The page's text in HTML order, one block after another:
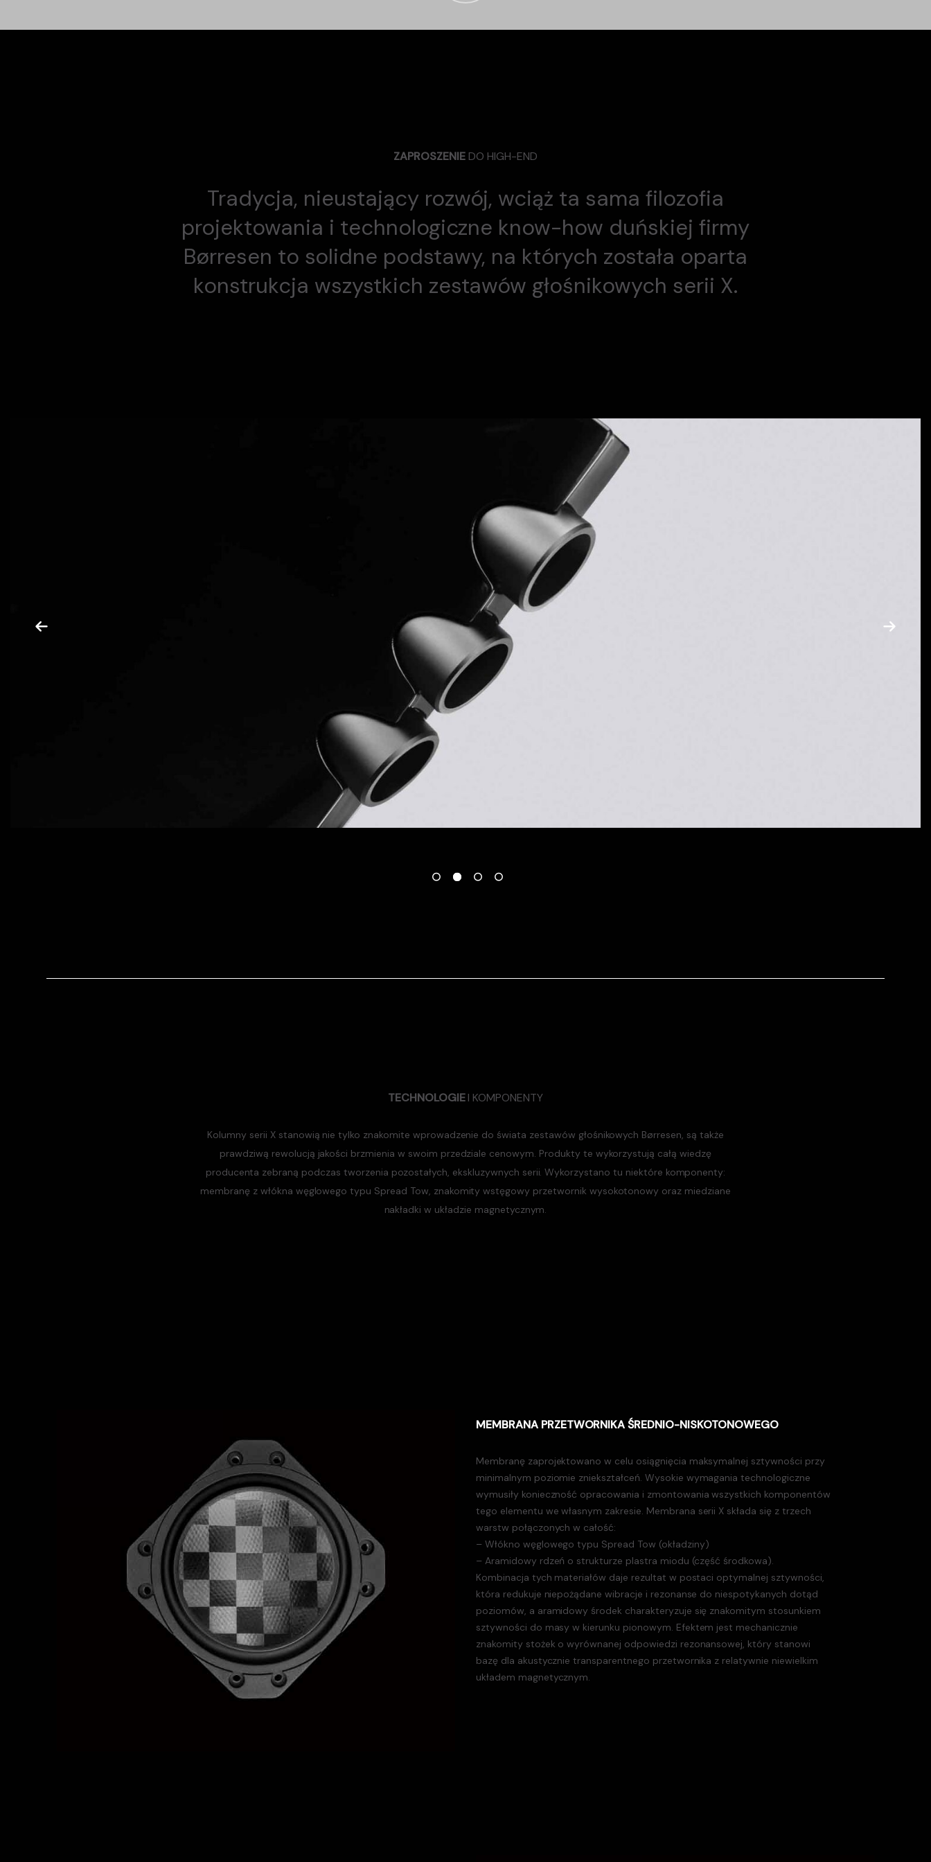
ZAPROSZENIE DO HIGH-END
Tradycja, nieustający rozwój, wciąż ta sama filozofia
projektowania i technologiczne know-how duńskiej firmy
Børresen to solidne podstawy, na których została oparta
konstrukcja wszystkich zestawów głośnikowych serii X.
TECHNOLOGIEI KOMPONENTY
Kolumny serii X stanowią nie tylko znakomite wprowadzenie do świata zestawów głośnikowych Børresen, są także
prawdziwą rewolucją jakości brzmienia w swoim przedziale cenowym. Produkty te wykorzystują całą wiedzę
producenta zebraną podczas tworzenia pozostałych, ekskluzywnych serii. Wykorzystano tu niektóre komponenty:
membranę z włókna węglowego typu Spread Tow, znakomity wstęgowy przetwornik wysokotonowy oraz miedziane
nakładki w układzie magnetycznym.
MEMBRANA PRZETWORNIKA ŚREDNIO-NISKOTONOWEGO
Membranę zaprojektowano w celu osiągnięcia maksymalnej sztywności przy
minimalnym poziomie zniekształceń. Wysokie wymagania technologiczne
wymusiły konieczność opracowania i zmontowania wszystkich komponentów
tego elementu we własnym zakresie. Membrana serii X składa się z trzech
warstw połączonych w całość:
– Włókno węglowego typu Spread Tow (okładziny)
– Aramidowy rdzeń o strukturze plastra miodu (część środkowa).
Kombinacja tych materiałów daje rezultat w postaci optymalnej sztywności,
która redukuje niepożądane wibracje i rezonanse do niespotykanych dotąd
poziomów, a aramidowy środek charakteryzuje się znakomitym stosunkiem
sztywności do masy w kierunku pionowym. Efektem jest mechanicznie
znakomity stożek o wyrównanej odpowiedzi rezonansowej, który stanowi
bazę dla akustycznie transparentnego przetwornika z relatywnie niewielkim
układem magnetycznym.